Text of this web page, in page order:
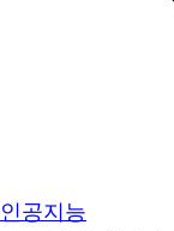
인공지능